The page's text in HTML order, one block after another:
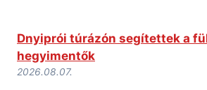
Dnyiprói túrázón segítettek a
hegyimentők
2026.08.07.